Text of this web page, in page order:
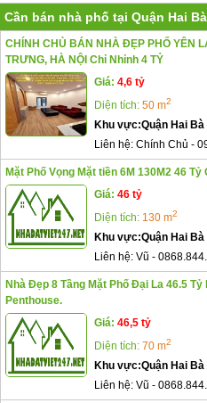
Cần bán nhà phố tại Quận Hai
CHÍNH CHỦ BÁN NHÀ ĐẸP PHỐ YÊN
TRƯNG, HÀ NỘI Chỉ Nhỉnh 4 TỶ
Giá: 4,6 tỷ
Diện tích: 50 m2
Khu vực:Quận Hai
Liên hệ: Chính Chủ -
Mặt Phố Vọng Mặt tiền 6M 130M2 46
Giá: 46 tỷ
Diện tích: 130 m2
Khu vực:Quận Hai
Liên hệ: Vũ -
Nhà Đẹp 8 Tầng Mặt Phố Đại La 46.5
Penthouse.
Giá: 46,5 tỷ
Diện tích: 70 m2
Khu vực:Quận Hai
Liên hệ: Vũ -